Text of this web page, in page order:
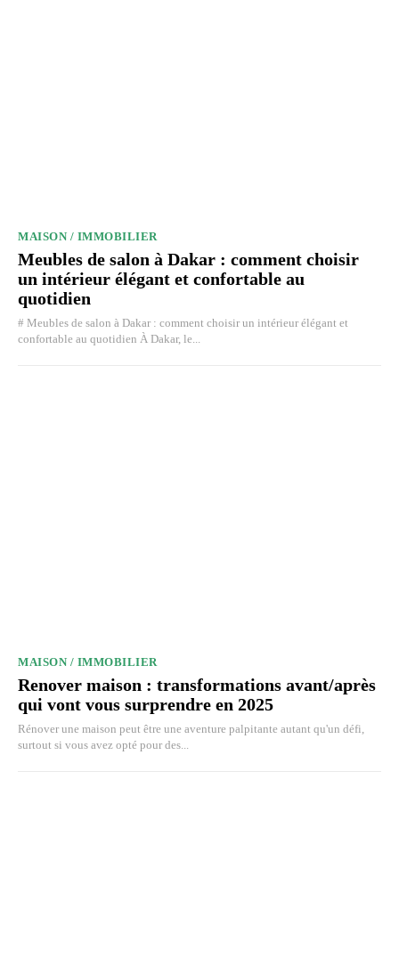
MAISON / IMMOBILIER
Meubles de salon à Dakar : comment choisir
un intérieur élégant et confortable au
quotidien
# Meubles de salon à Dakar : comment choisir un intérieur élégant et
confortable au quotidien À Dakar, le...
MAISON / IMMOBILIER
Renover maison : transformations avant/après
qui vont vous surprendre en 2025
Rénover une maison peut être une aventure palpitante autant qu'un défi,
surtout si vous avez opté pour des...